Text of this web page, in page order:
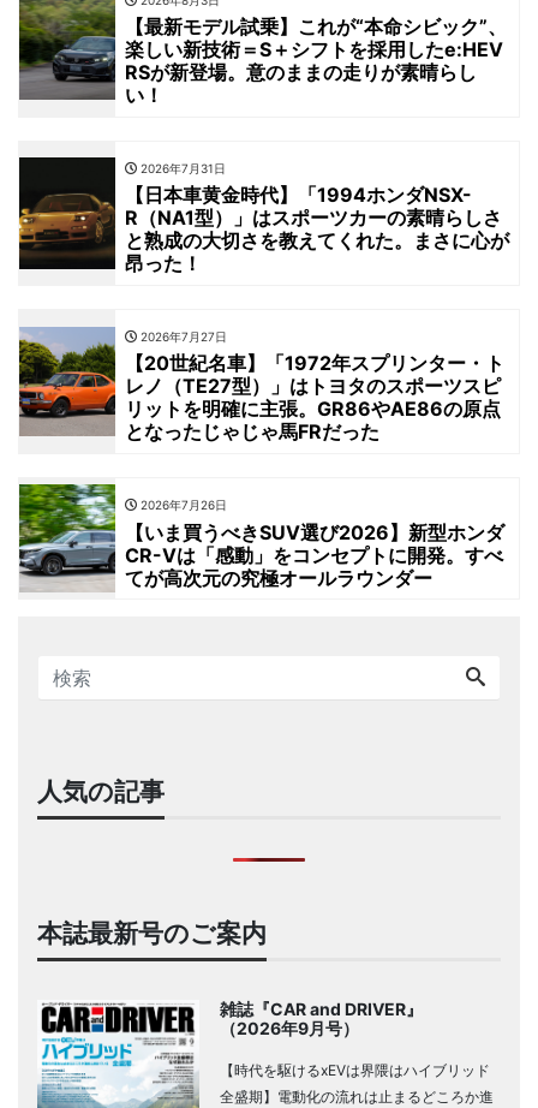
【最新モデル試乗】これが“本命シビック”、
楽しい新技術＝S＋シフトを採用したe:HEV
RSが新登場。意のままの走りが素晴らし
い！
2026年7月31日
【日本車黄金時代】「1994ホンダNSX-
R（NA1型）」はスポーツカーの素晴らしさ
と熟成の大切さを教えてくれた。まさに心が
昂った！
2026年7月27日
【20世紀名車】「1972年スプリンター・ト
レノ（TE27型）」はトヨタのスポーツスピ
リットを明確に主張。GR86やAE86の原点
となったじゃじゃ馬FRだった
2026年7月26日
【いま買うべきSUV選び2026】新型ホンダ
CR-Vは「感動」をコンセプトに開発。すべ
てが高次元の究極オールラウンダー
人気の記事
本誌最新号のご案内
雑誌『CAR and DRIVER』
（2026年9月号）
【時代を駆けるxEVは界隈はハイブリッド
全盛期】電動化の流れは止まるどころか進